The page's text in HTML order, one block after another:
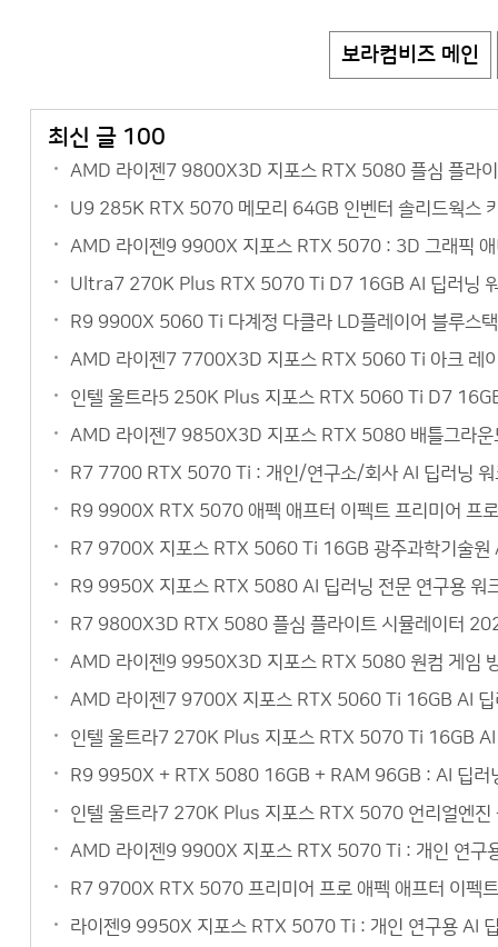
보라컴비즈 메인
최신 글 100
AMD 라이젠7 9800X3D 지포스 RTX 5080 플심 플라
U9 285K RTX 5070 메모리 64GB 인벤터 솔리드웍스
AMD 라이젠9 9900X 지포스 RTX 5070 : 3D 그래픽 애
Ultra7 270K Plus RTX 5070 Ti D7 16GB AI 딥러닝 워
R9 9900X 5060 Ti 다계정 다클라 LD플레이어 블루스
AMD 라이젠7 7700X3D 지포스 RTX 5060 Ti 아크 레
인텔 울트라5 250K Plus 지포스 RTX 5060 Ti D7
AMD 라이젠7 9850X3D 지포스 RTX 5080 배틀그라운
R7 7700 RTX 5070 Ti : 개인/연구소/회사 AI 딥러닝 워
R9 9900X RTX 5070 애펙 애프터 이펙트 프리미어 프
R7 9700X 지포스 RTX 5060 Ti 16GB 광주과학기술원
R9 9950X 지포스 RTX 5080 AI 딥러닝 전문 연구용 워
R7 9800X3D RTX 5080 플심 플라이트 시뮬레이터
AMD 라이젠9 9950X3D 지포스 RTX 5080 원컴 게임
AMD 라이젠7 9700X 지포스 RTX 5060 Ti 16GB AI 딥
인텔 울트라7 270K Plus 지포스 RTX 5070 Ti 16GB AI
R9 9950X + RTX 5080 16GB + RAM 96GB : AI 딥러
인텔 울트라7 270K Plus 지포스 RTX 5070 언리얼엔진
AMD 라이젠9 9900X 지포스 RTX 5070 Ti : 개인 연구
R7 9700X RTX 5070 프리미어 프로 애펙 애프터 이펙
라이젠9 9950X 지포스 RTX 5070 Ti : 개인 연구용 AI